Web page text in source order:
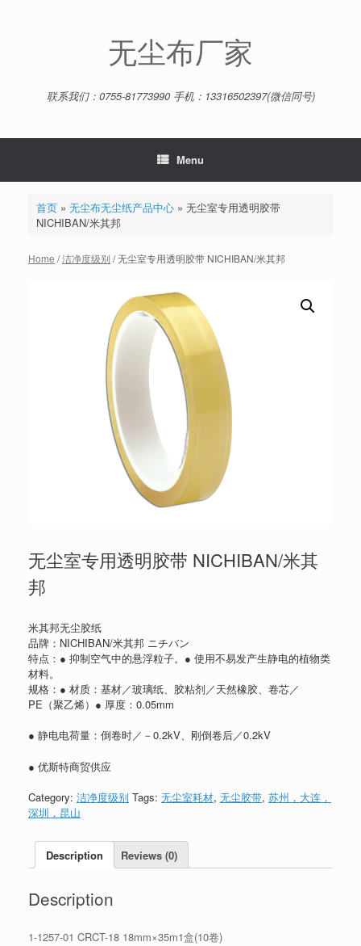
无尘布厂家
联系我们：0755-81773990 手机：13316502397(微信同号)
Menu
首页» 无尘布无尘纸产品中心» 无尘室专用透明胶带
NICHIBAN/米其邦
Home /洁净度级别 / 无尘室专用透明胶带 NICHIBAN/米其邦
无尘室专用透明胶带 NICHIBAN/米其
邦
米其邦无尘胶纸
品牌：NICHIBAN/米其邦 ニチバン
特点：● 抑制空气中的悬浮粒子。● 使用不易发产生静电的植物类
材料。
规格：● 材质：基材／玻璃纸、胶粘剂／天然橡胶、卷芯／
PE（聚乙烯）● 厚度：0.05mm
● 静电电荷量：倒卷时／－0.2kV、刚倒卷后／0.2kV
● 优斯特商贸供应
Category: 洁净度级别 Tags: 无尘室耗材, 无尘胶带, 苏州，大连，
深圳，昆山
Description Reviews (0)
Description
1-1257-01 CRCT-18 18mm×35m1盒(10卷)